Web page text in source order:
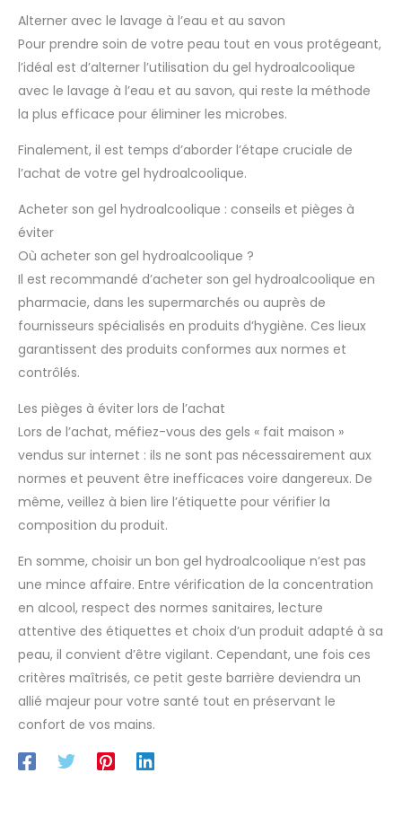
Alterner avec le lavage à l’eau et au savon
Pour prendre soin de votre peau tout en vous protégeant,
l’idéal est d’alterner l’utilisation du gel hydroalcoolique
avec le lavage à l’eau et au savon, qui reste la méthode
la plus efficace pour éliminer les microbes.
Finalement, il est temps d’aborder l’étape cruciale de
l’achat de votre gel hydroalcoolique.
Acheter son gel hydroalcoolique : conseils et pièges à
éviter
Où acheter son gel hydroalcoolique ?
Il est recommandé d’acheter son gel hydroalcoolique en
pharmacie, dans les supermarchés ou auprès de
fournisseurs spécialisés en produits d’hygiène. Ces lieux
garantissent des produits conformes aux normes et
contrôlés.
Les pièges à éviter lors de l’achat
Lors de l’achat, méfiez-vous des gels « fait maison »
vendus sur internet : ils ne sont pas nécessairement aux
normes et peuvent être inefficaces voire dangereux. De
même, veillez à bien lire l’étiquette pour vérifier la
composition du produit.
En somme, choisir un bon gel hydroalcoolique n’est pas
une mince affaire. Entre vérification de la concentration
en alcool, respect des normes sanitaires, lecture
attentive des étiquettes et choix d’un produit adapté à sa
peau, il convient d’être vigilant. Cependant, une fois ces
critères maîtrisés, ce petit geste barrière deviendra un
allié majeur pour votre santé tout en préservant le
confort de vos mains.